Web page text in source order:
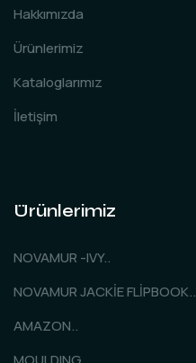
Hakkımızda
Ürünlerimiz
Kataloglarımız
İletişim
Ürünlerimiz
NOVAMUR -IVY..
NOVAMUR JACKİE FLİPBOOK..
AMAZON..